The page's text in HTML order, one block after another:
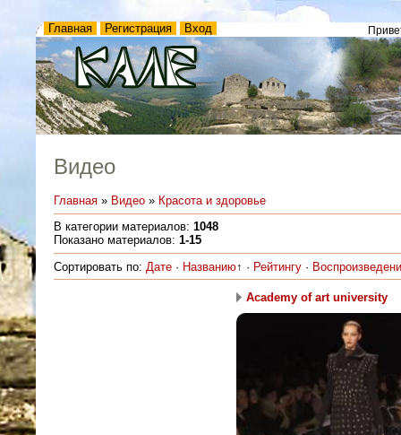
Главная Регистрация Вход
Видео
Главная » Видео » Красота и здоровье
В категории материалов: 1048
Показано материалов: 1-15
Сортировать по: Дате · Названию↑ · Рейтингу ·
Academy of art university